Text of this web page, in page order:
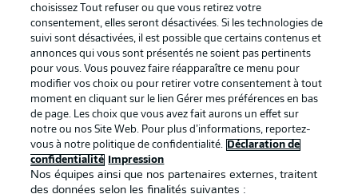
Mentions Légales Gérer mes préférences
Déclaration de
confidentialité
Diffuseurs
Travaux Contact
Impression Joueurs
choisissez Tout refuser ou que vous retirez votre
consentement, elles seront désactivées. Si les technologies de
suivi sont désactivées, il est possible que certains contenus et
annonces qui vous sont présentés ne soient pas pertinents
pour vous. Vous pouvez faire réapparaître ce menu pour
modifier vos choix ou pour retirer votre consentement à tout
moment en cliquant sur le lien Gérer mes préférences en bas
de page. Les choix que vous avez fait aurons un effet sur
notre ou nos Site Web. Pour plus d’informations, reportez-
vous à notre politique de confidentialité.
Déclaration de
confidentialité
Impression
Nos équipes ainsi que nos partenaires externes, traitent
des données selon les finalités suivantes :